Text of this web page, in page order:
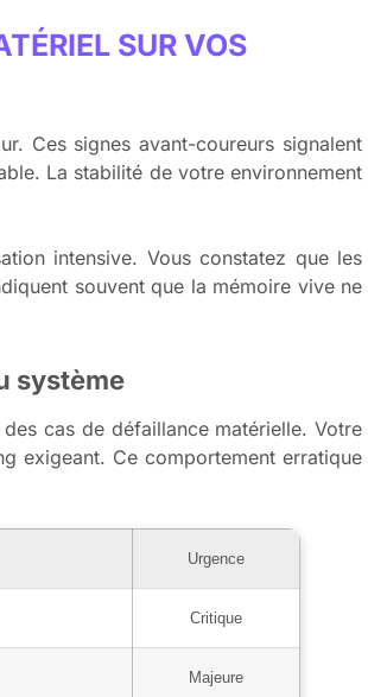
SUR VOS
Ces signes avant-coureurs signalent
La stabilité de votre environnement
intensive. Vous constatez que les
souvent que la mémoire vive ne
système
cas de défaillance matérielle. Votre
exigeant. Ce comportement erratique
Urgence
Critique
Majeure